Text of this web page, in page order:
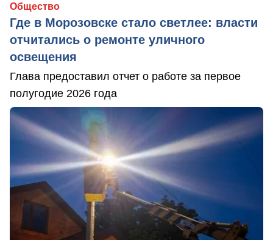
Общество
Где в Морозовске стало светлее: власти
отчитались о ремонте уличного
освещения
Глава предоставил отчет о работе за первое
полугодие 2026 года